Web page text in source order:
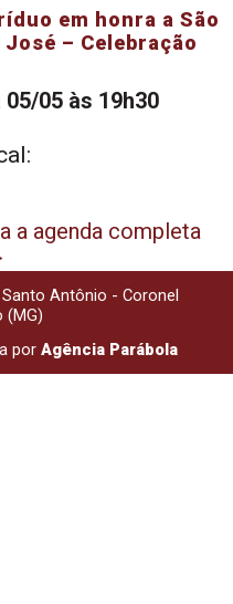
em honra a São
José – Celebração
05/05 às 19h30
a agenda completa
Antônio - Coronel
(MG)
por Agência Parábola